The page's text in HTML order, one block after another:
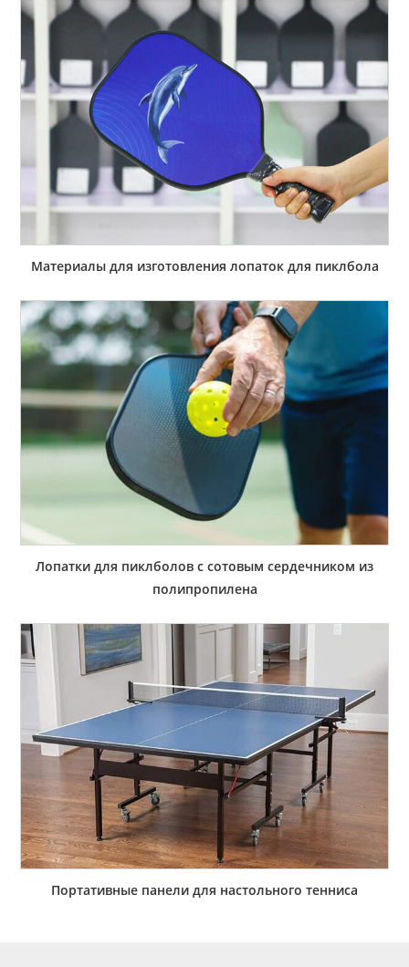
Материалы для изготовления лопаток для пиклбола
Лопатки для пиклболов с сотовым сердечником из
полипропилена
Портативные панели для настольного тенниса